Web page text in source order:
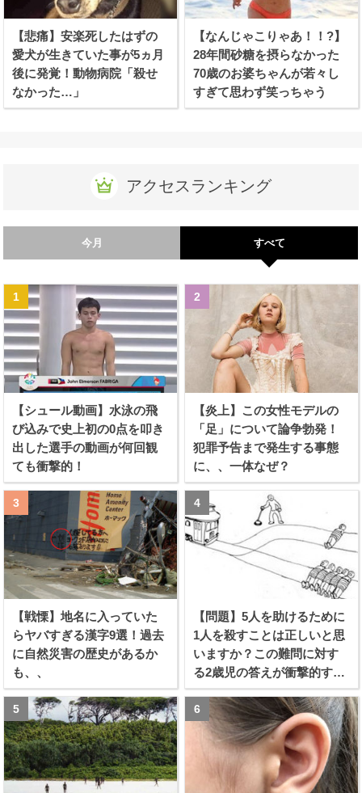
【悲痛】安楽死したはずの
愛犬が生きていた事が5ヵ月
後に発覚！動物病院「殺せ
なかった…」
【なんじゃこりゃあ！！?】
28年間砂糖を摂らなかった
70歳のお婆ちゃんが若々し
すぎて思わず笑っちゃう
アクセスランキング
今月 すべて
【シュール動画】水泳の飛
び込みで史上初の0点を叩き
出した選手の動画が何回観
ても衝撃的！
【炎上】この女性モデルの
「足」について論争勃発！
犯罪予告まで発生する事態
に、、一体なぜ？
【戦慄】地名に入っていた
らヤバすぎる漢字9選！過去
に自然災害の歴史があるか
も、、
【問題】5人を助けるために
1人を殺すことは正しいと思
いますか？この難問に対す
る2歳児の答えが衝撃的すぎ
る！！